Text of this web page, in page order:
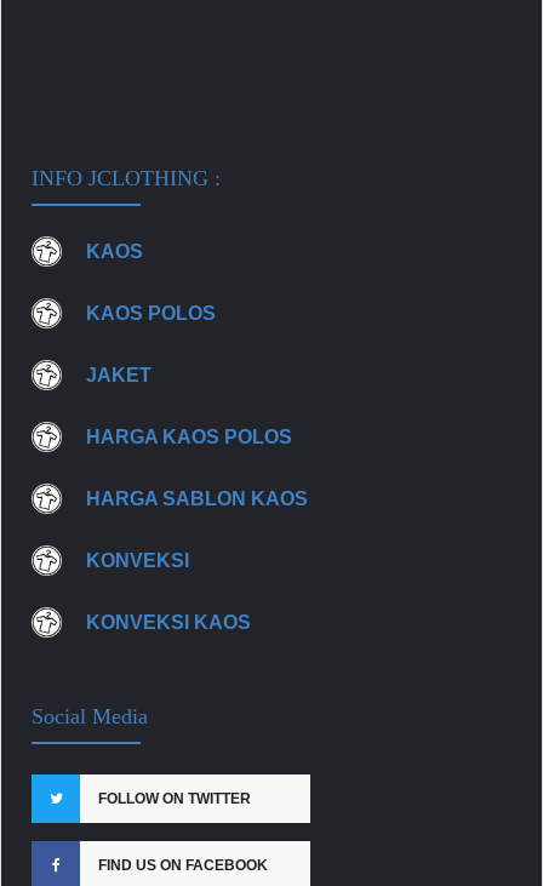
INFO JCLOTHING :
KAOS
KAOS POLOS
JAKET
HARGA KAOS POLOS
HARGA SABLON KAOS
KONVEKSI
KONVEKSI KAOS
Social Media
FOLLOW ON TWITTER
FIND US ON FACEBOOK